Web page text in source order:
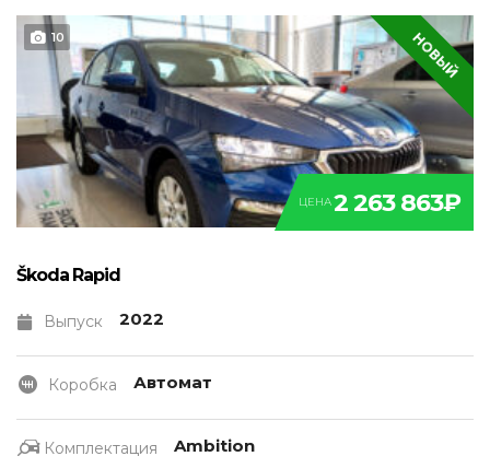
10 НОВЫЙ
ЦЕНА2 263 863₽
Škoda Rapid
Выпуск 2022
Коробка Автомат
Комплектация Ambition